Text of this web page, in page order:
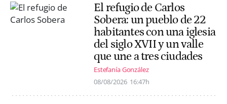
El refugio de Carlos
Sobera: un pueblo de 22
habitantes con una iglesia
del siglo XVII y un valle
que une a tres ciudades
Estefanía González
08/08/2026 16:47h